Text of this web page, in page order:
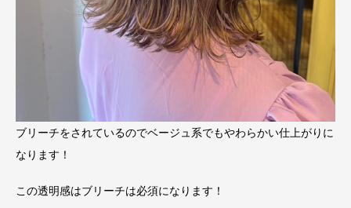
ブリーチをされているのでベージュ系でもやわらかい仕上がりに
なります！
この透明感はブリーチは必須になります！